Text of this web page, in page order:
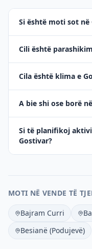
Si është moti sot në
Cili është
Cila është klima e
A bie shi ose borë
Si të planifikoj
Gostivar?
MOTI NË VENDE TË
Bajram Curri
Besianë (Podujevë)